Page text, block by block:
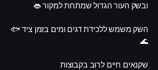
ובשק העור הגדול שמתחת למקור 👄
השק משמש ללכידת דגים ומים בזמן ציד 🐟
🌊
שקנאים חיים לרוב בקבוצות